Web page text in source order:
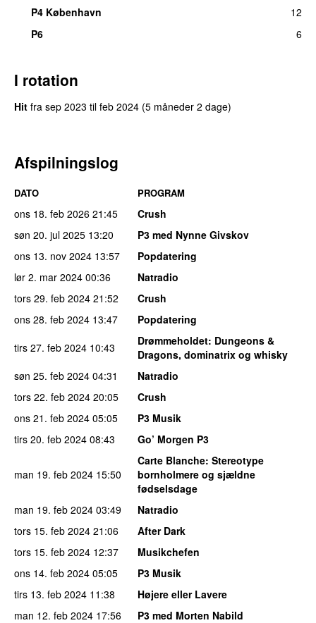
P4 København
12
P6
6
I rotation
Hit fra sep 2023 til feb 2024 (5 måneder 2 dage)
Afspilningslog
DATO PROGRAM
ons 18. feb 2026 21:45
Crush
søn 20. jul 2025 13:20
P3 med Nynne Givskov
ons 13. nov 2024 13:57
Popdatering
lør 2. mar 2024 00:36
Natradio
tors 29. feb 2024 21:52
Crush
ons 28. feb 2024 13:47
Popdatering
tirs 27. feb 2024 10:43 Drømmeholdet: Dungeons &
Dragons, dominatrix og whisky
søn 25. feb 2024 04:31
Natradio
tors 22. feb 2024 20:05
Crush
ons 21. feb 2024 05:05
P3 Musik
tirs 20. feb 2024 08:43 Go’ Morgen P3
man 19. feb 2024 15:50
Carte Blanche: Stereotype
bornholmere og sjældne
fødselsdage
man 19. feb 2024 03:49
Natradio
tors 15. feb 2024 21:06
After Dark
tors 15. feb 2024 12:37
Musikchefen
ons 14. feb 2024 05:05
P3 Musik
tirs 13. feb 2024 11:38
Højere eller Lavere
man 12. feb 2024 17:56
P3 med Morten Nabild